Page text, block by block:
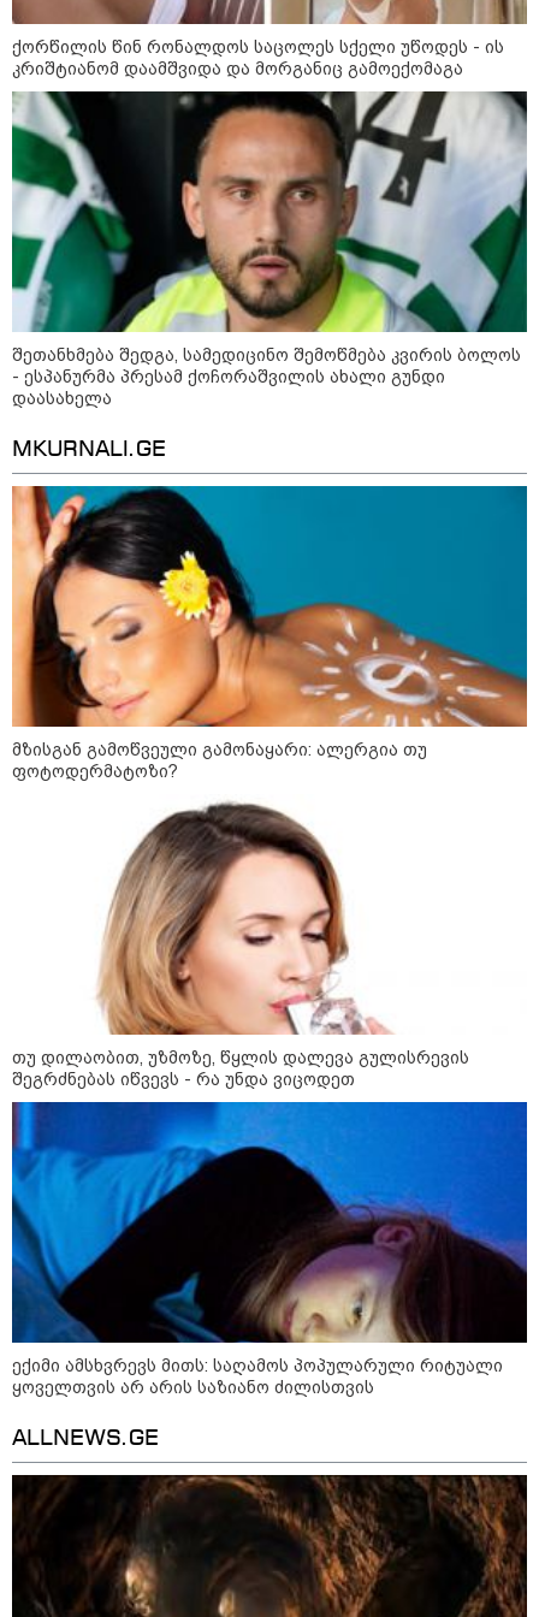
14:09 / 06-08-2026
დამტკიცდა საგზაო
უსაფრთხოების ეროვნული
სტრატეგია, რომელიც საგზაო
შემთხვევების შედეგად
დაშავებულთა და დაღუპულთა
რაოდენობის 25%-ით
შემცირებას ითვალისწინებს -
რას მოიცავს ის?
12:54 / 06-08-2026
ტრაგედია ხობში - მდინარე
ხობისწყალში დედა-შვილი
დაიხრჩო
"თუ ელექტროენერგიის მსგავსი
კატეგორიის ყველა სიახლე
რატომ ჩაბნელდა საქართველო
მესამედ: საბოტაჟი, ტექნიკური
ხარვეზი თუ
არაპროფესიონალიზმი?! -
სანდრო თვალჭრელიძის ანალიზი
ჩაკეტილი „პოლიტიკური
სამკუთხედი“ - კულუარული
თამაშები, რომლებიც დიდი
სისხლის ფასად ჯდება
„ოქტომბრისთვის საქართველოს
არჩევანის გაკეთება მოუწევს...
„ორ სკამზე ჯდომის“
შესაძლებლობა შეიძლება
დასრულდეს“ - მირიან
მირიანაშვილის ანალიზი
ჯარისკაცი, რომელიც 29 წელი
იბრძოდა, რადგან ომის
დამთავრების არ სჯეროდა...
მეცნიერება
ქორწილის წინ რონალდოს საცოლეს სქელი უწოდეს - ის
კრიშტიანომ დაამშვიდა და მორგანიც გამოექომაგა
შეთანხმება შედგა, სამედიცინო შემოწმება კვირის ბოლოს
- ესპანურმა პრესამ ქოჩორაშვილის ახალი გუნდი
დაასახელა
MKURNALI.GE
მზისგან გამოწვეული გამონაყარი: ალერგია თუ
ფოტოდერმატოზი?
თუ დილაობით, უზმოზე, წყლის დალევა გულისრევის
შეგრძნებას იწვევს - რა უნდა ვიცოდეთ
ექიმი ამსხვრევს მითს: საღამოს პოპულარული რიტუალი
ყოველთვის არ არის საზიანო ძილისთვის
ALLNEWS.GE